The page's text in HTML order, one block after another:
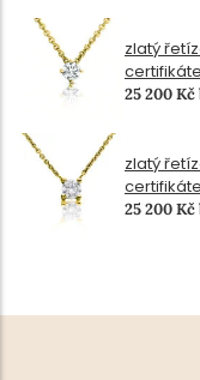
zlatý
25 200 Kč
zlatý
25 200 Kč